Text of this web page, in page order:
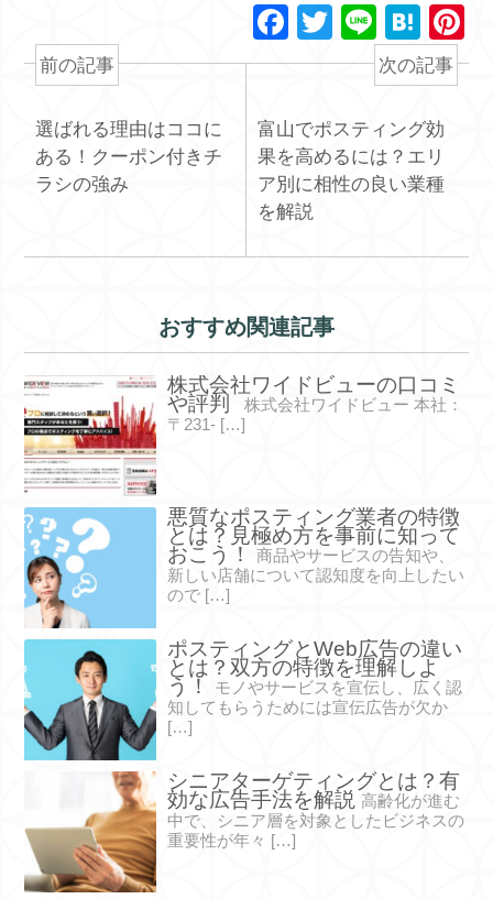
F
a
e
b
o
o
k
T
wi
er
Li
n
e
H
at
e
n
a
前の記事
選ばれる理由はココに
ある！クーポン付きチ
ラシの強み
次の記事
富山でポスティング効
果を高めるには？エリ
ア別に相性の良い業種
を解説
おすすめ関連記事
株式会社ワイドビューの口コミ
や評判
株式会社ワイドビュー 本社：
〒231- […]
悪質なポスティング業者の特徴
とは？見極め方を事前に知って
おこう！
商品やサービスの告知や、
新しい店舗について認知度を向上したい
ので […]
ポスティングとWeb広告の違い
とは？双方の特徴を理解しよ
う！
モノやサービスを宣伝し、広く認
知してもらうためには宣伝広告が欠か
[…]
シニアターゲティングとは？有
効な広告手法を解説 高齢化が進む
中で、シニア層を対象としたビジネスの
重要性が年々 […]